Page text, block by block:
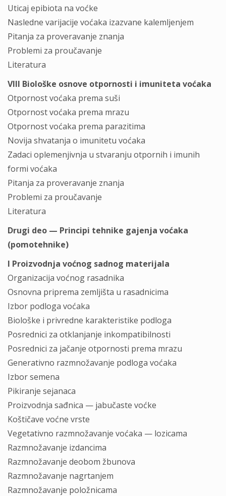
Uticaj epibiota na voćke
Nasledne varijacije voćaka izazvane kalemljenjem
Pitanja za proveravanje znanja
Problemi za proučavanje
Literatura
VIII Biološke osnove otpornosti i imuniteta voćaka
Otpornost voćaka prema suši
Otpornost voćaka prema mrazu
Otpornost voćaka prema parazitima
Novija shvatanja o imunitetu voćaka
Zadaci oplemenjivnja u stvaranju otpornih i imunih
formi voćaka
Pitanja za proveravanje znanja
Problemi za proučavanje
Literatura
Drugi deo — Principi tehnike gajenja voćaka
(pomotehnike)
I Proizvodnja voćnog sadnog materijala
Organizacija voćnog rasadnika
Osnovna priprema zemljišta u rasadnicima
Izbor podloga voćaka
Biološke i privredne karakteristike podloga
Posrednici za otklanjanje inkompatibilnosti
Posrednici za jačanje otpornosti prema mrazu
Generativno razmnožavanje podloga voćaka
Izbor semena
Pikiranje sejanaca
Proizvodnja sađnica — jabučaste voćke
Koštičave voćne vrste
Vegetativno razmnožavanje voćaka — lozicama
Razmnožavanje izdancima
Razmnožavanje deobom žbunova
Razmnožavanje nagrtanjem
Razmnožavanje položnicama